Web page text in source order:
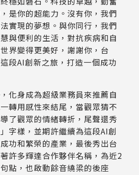
是你的超能力。沒有你，我們
實現的夢想。與你同行，我們
與便利的生活，對抗疾病和自
界變得更美好，謝謝你，台
段AI創新之旅，打造一個成功
化身成為超級業務員來推薦自
轉用感性來結尾，當觀眾猜不
了觀眾的情緒轉折，尾聲還秀
字樣，並期許繼續為這段AI創
功和繁榮的產業，最後秀出台
許多輝達合作夥伴名稱，為近2
點，也啟動餘音繞梁的後座